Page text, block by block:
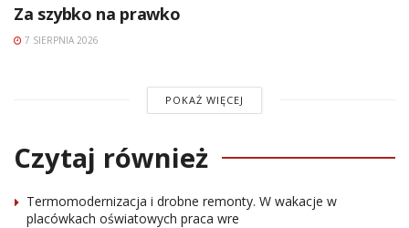
Za szybko na prawko
7 SIERPNIA 2026
POKAŻ WIĘCEJ
Czytaj również
Termomodernizacja i drobne remonty. W wakacje w
placówkach oświatowych praca wre